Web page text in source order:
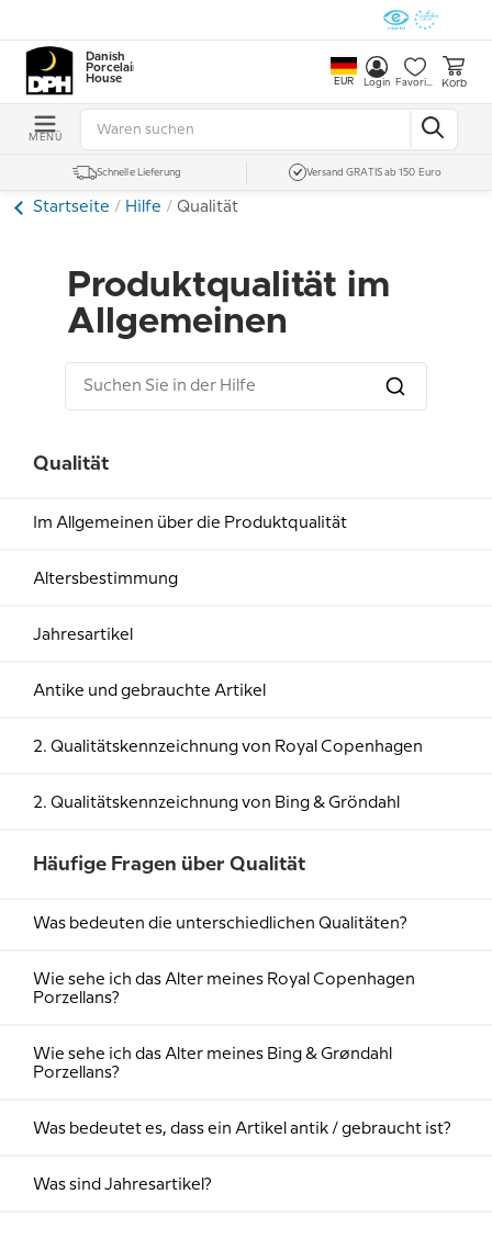
Danish
Porcelain
House
EUR Login Favoriten Korb
MENÜ
Schnelle Lieferung Versand GRATIS ab 150 Euro
Startseite Hilfe Qualität
Produktqualität im
Allgemeinen
Qualität
Im Allgemeinen über die Produktqualität
Altersbestimmung
Jahresartikel
Antike und gebrauchte Artikel
2. Qualitätskennzeichnung von Royal Copenhagen
2. Qualitätskennzeichnung von Bing & Gröndahl
Häufige Fragen über Qualität
Was bedeuten die unterschiedlichen Qualitäten?
Wie sehe ich das Alter meines Royal Copenhagen
Porzellans?
Wie sehe ich das Alter meines Bing & Grøndahl
Porzellans?
Was bedeutet es, dass ein Artikel antik / gebraucht ist?
Was sind Jahresartikel?